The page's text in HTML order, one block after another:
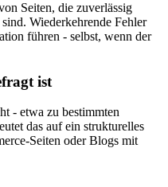
Seiten, die zuverlässig
Wiederkehrende Fehler
führen - selbst, wenn der
ist
- etwa zu bestimmten
das auf ein strukturelles
Seiten oder Blogs mit